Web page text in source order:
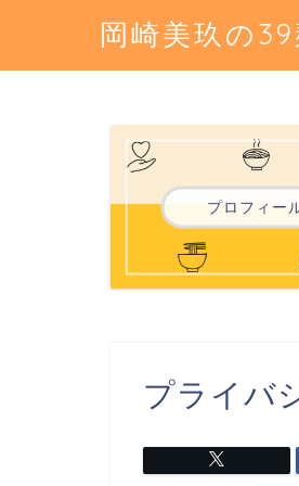
岡崎美玖の39
プロフィー
プライバ